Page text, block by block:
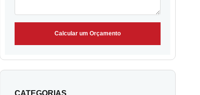
Calcular um Orçamento
CATEGORIAS